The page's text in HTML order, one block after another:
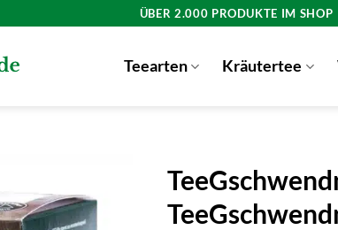
ÜBER 2.000 PRODUKTE IM SHOP
Teearten Kräutertee